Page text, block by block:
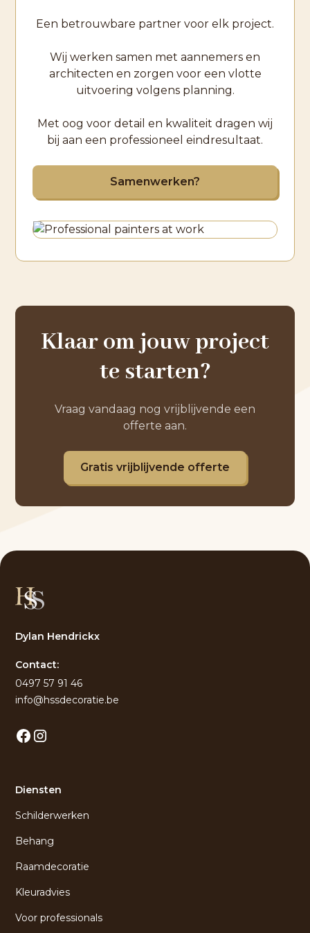
Een betrouwbare partner voor elk project.
Wij werken samen met aannemers en
architecten en zorgen voor een vlotte
uitvoering volgens planning.
Met oog voor detail en kwaliteit dragen wij
bij aan een professioneel eindresultaat.
Samenwerken?
Klaar om jouw project
te starten?
Vraag vandaag nog vrijblijvende een
offerte aan.
Gratis vrijblijvende offerte
Dylan Hendrickx
Contact:
0497 57 91 46
info@hssdecoratie.be
Diensten
Schilderwerken
Behang
Raamdecoratie
Kleuradvies
Voor professionals